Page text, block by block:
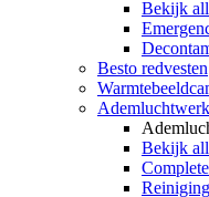
Bekijk
Besto redvesten
Bekijk